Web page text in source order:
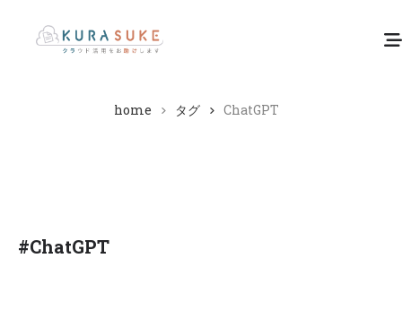
home タグ ChatGPT
#ChatGPT